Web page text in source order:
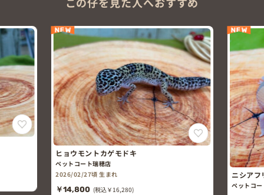
NEW
ヒョウモントカゲモドキ
ペットコート瑞穂店
2026/02/27頃 生まれ
￥14,800 (税込￥16,280)
NEW
ニシアフ
ペットコ